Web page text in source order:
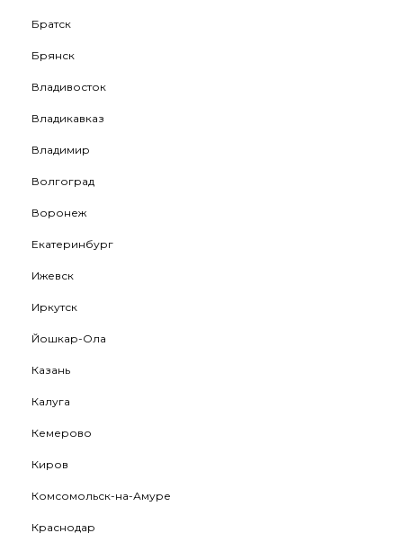
Братск
Брянск
Владивосток
Владикавказ
Владимир
Волгоград
Воронеж
Екатеринбург
Ижевск
Иркутск
Йошкар-Ола
Казань
Калуга
Кемерово
Киров
Комсомольск-на-Амуре
Краснодар